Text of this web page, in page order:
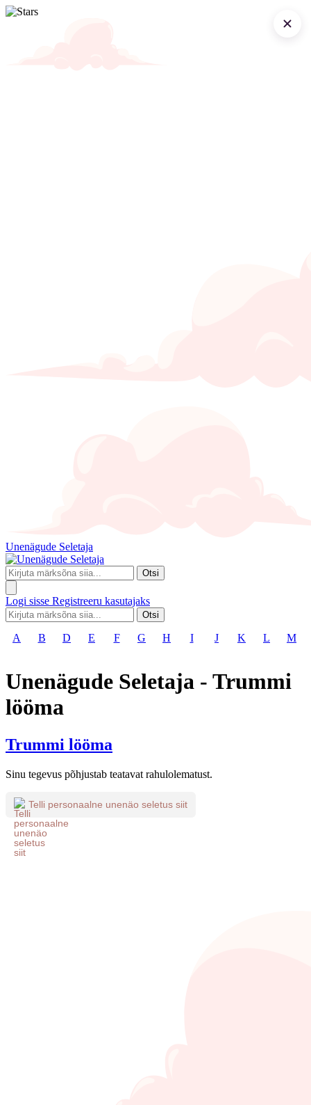
Unenägude Seletaja
Otsi
Logi sisse Registreeru kasutajaks
Otsi
A B D E F G H I J K L M
Unenägude Seletaja - Trummi
lööma
Trummi lööma
Sinu tegevus põhjustab teatavat rahulolematust.
Telli personaalne unenäo seletus siit